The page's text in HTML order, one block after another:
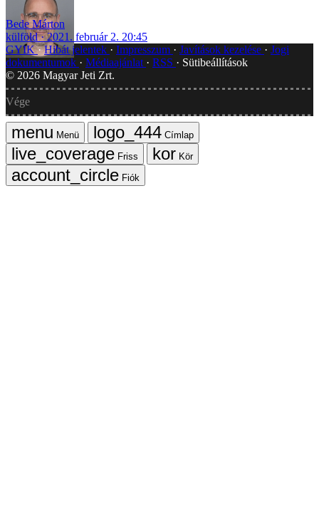
Bede Márton
külföld
2021. február 2. 20:45
GYIK Hibát jelentek Impresszum Javítások kezelése
Jogi
dokumentumok
Médiaajánlat RSS
Sütibeállítások
© 2026 Magyar Jeti Zrt.
Vége
Menü
Címlap
Friss
Kör
Fiók